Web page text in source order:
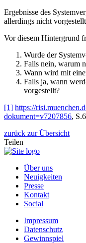
Ergebnisse des
allerdings nicht
Vor diesem Hintergrund
Wurde der
Falls nein, warum
Wann wird mit
Falls ja, wann
vorgestellt?
[1] https://
dokument=v7207856, S.6
zurück zur Übersicht
Teilen
Über uns
Neuigkeiten
Presse
Kontakt
Social
Impressum
Datenschutz
Gewinnspiel